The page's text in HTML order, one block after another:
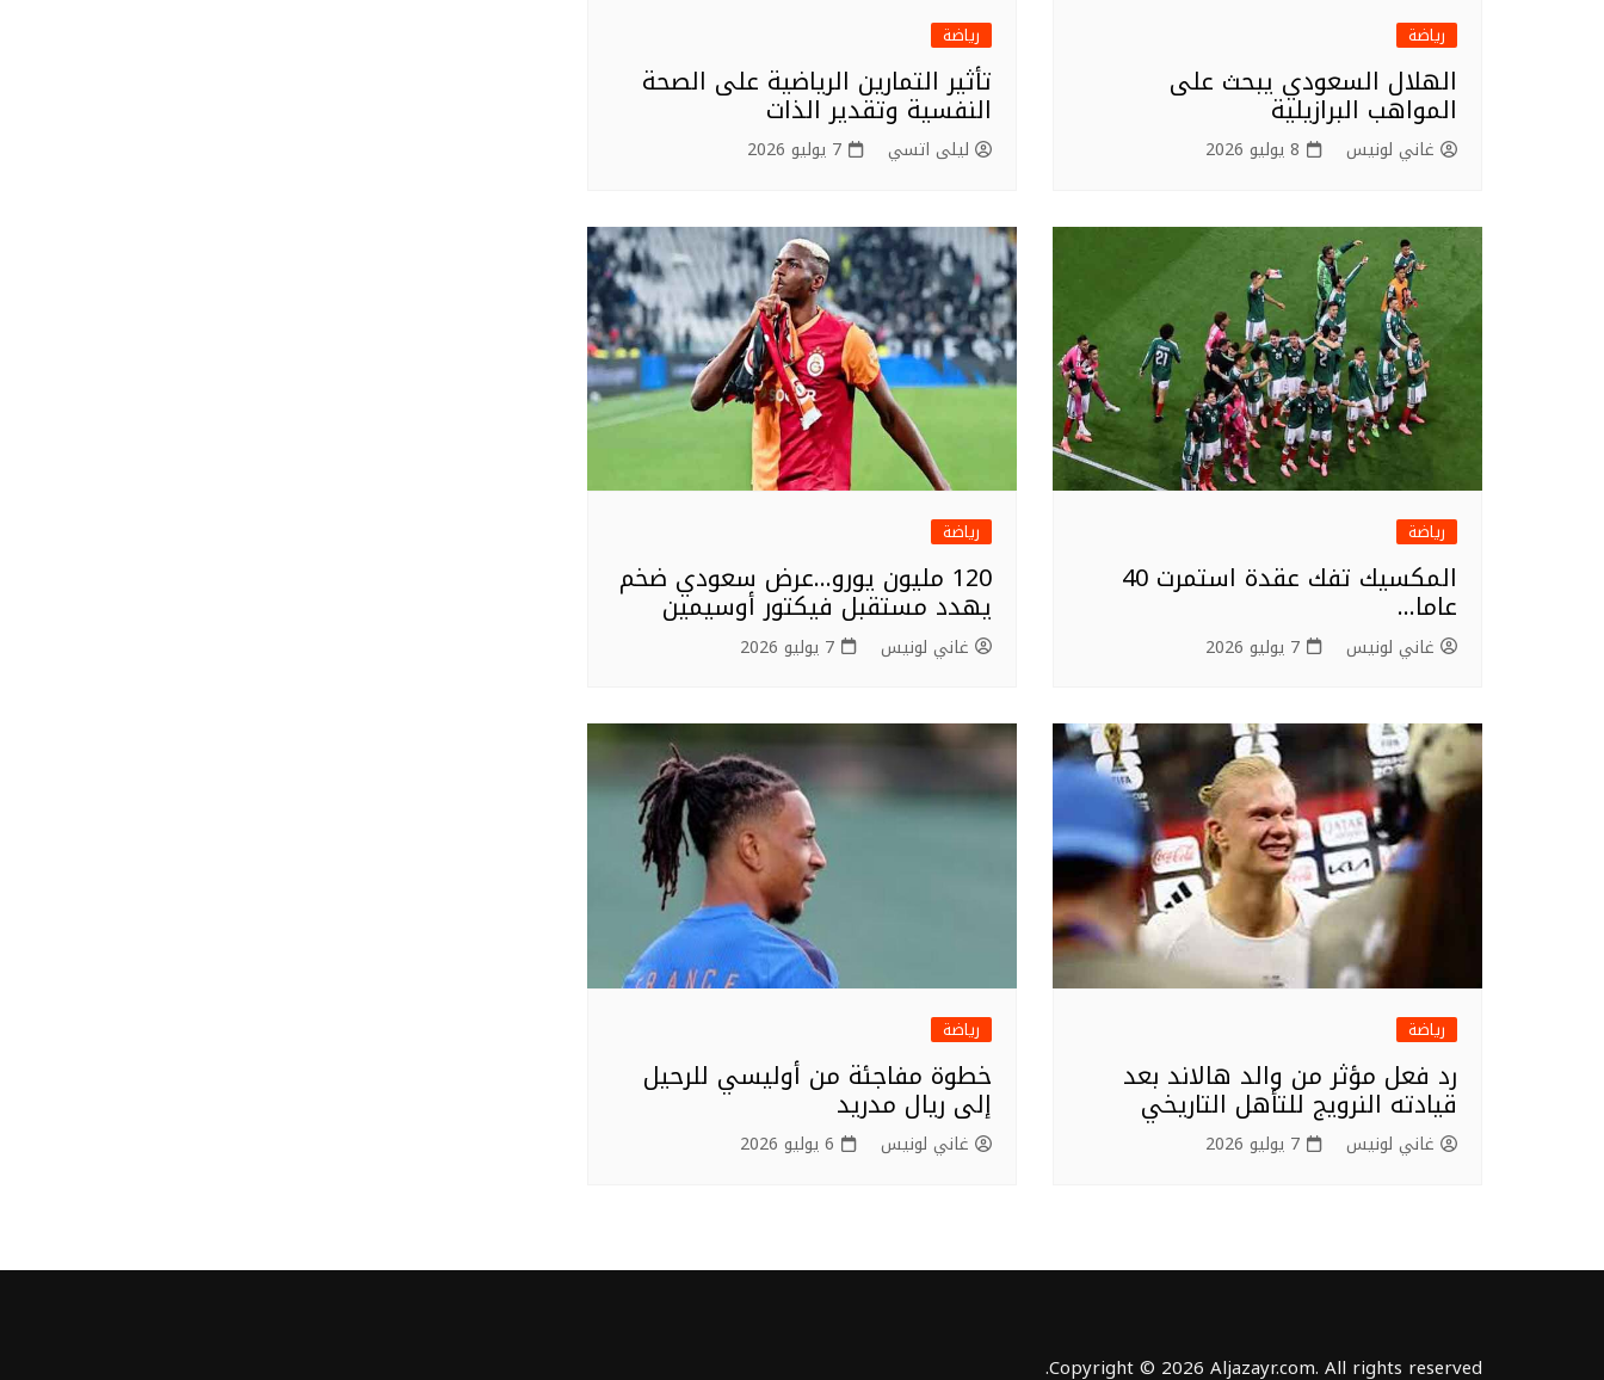
رياضة
الهلال السعودي يبحث على
المواهب البرازيلية
غاني لونيس 8 يوليو 2026
رياضة
تأثير التمارين الرياضية على الصحة
النفسية وتقدير الذات
ليلى اتسي 7 يوليو 2026
رياضة
المكسيك تفك عقدة استمرت 40
عاما…
غاني لونيس 7 يوليو 2026
رياضة
120 مليون يورو…عرض سعودي ضخم
يهدد مستقبل فيكتور أوسيمين
غاني لونيس 7 يوليو 2026
رياضة
رد فعل مؤثر من والد هالاند بعد
قيادته النرويج للتأهل التاريخي
غاني لونيس 7 يوليو 2026
رياضة
خطوة مفاجئة من أوليسي للرحيل
إلى ريال مدريد
غاني لونيس 6 يوليو 2026
Copyright © 2026 Aljazayr.com. All rights reserved.